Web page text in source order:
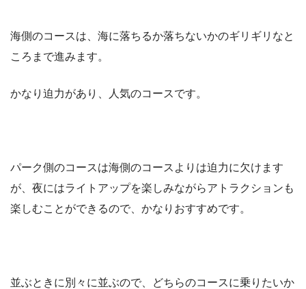
海側のコースは、海に落ちるか落ちないかのギリギリなと
ころまで進みます。
かなり迫力があり、人気のコースです。
パーク側のコースは海側のコースよりは迫力に欠けます
が、夜にはライトアップを楽しみながらアトラクションも
楽しむことができるので、かなりおすすめです。
並ぶときに別々に並ぶので、どちらのコースに乗りたいか